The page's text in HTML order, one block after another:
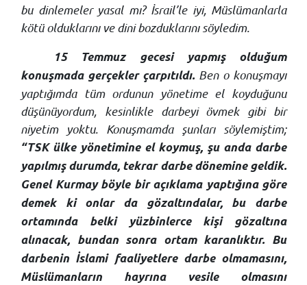
bu dinlemeler yasal mı? İsrail’le iyi, Müslümanlarla
kötü olduklarını ve dini bozduklarını söyledim.
15 Temmuz gecesi yapmış olduğum
konuşmada gerçekler çarpıtıldı. Ben o konuşmayı
yaptığımda tüm ordunun yönetime el koyduğunu
düşünüyordum, kesinlikle darbeyi övmek gibi bir
niyetim yoktu. Konuşmamda şunları söylemiştim;
“TSK ülke yönetimine el koymuş, şu anda darbe
yapılmış durumda, tekrar darbe dönemine geldik.
Genel Kurmay böyle bir açıklama yaptığına göre
demek ki onlar da gözaltındalar, bu darbe
ortamında belki yüzbinlerce kişi gözaltına
alınacak, bundan sonra ortam karanlıktır. Bu
darbenin İslami faaliyetlere darbe olmamasını,
Müslümanların hayrına vesile olmasını